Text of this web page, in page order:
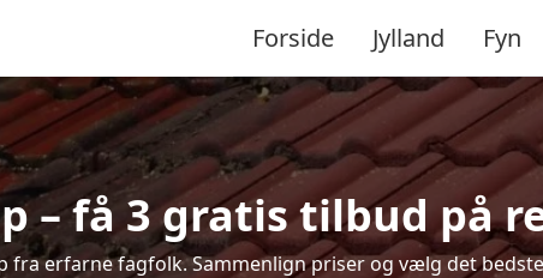
Forside Jylland Fyn
– få 3 gratis tilbud på
fra erfarne fagfolk. Sammenlign priser og vælg det